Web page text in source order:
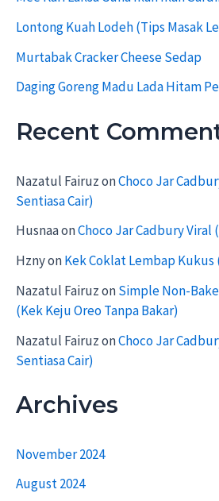
Lontong Kuah Lodeh (Tips Masak
Murtabak Cracker Cheese Sedap
Daging Goreng Madu Lada Hitam
Recent
Nazatul FairuzonChoco Jar
Sentiasa Cair)
HusnaaonChoco Jar Cadbury Viral
HznyonKek Coklat Lembap Kukus
Nazatul FairuzonSimple Non-
(Kek Keju Oreo Tanpa Bakar)
Nazatul FairuzonChoco Jar
Sentiasa Cair)
Archives
November 2024
August 2024